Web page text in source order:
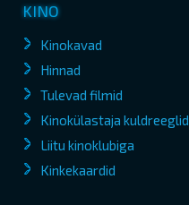
KINO
Kinokavad
Hinnad
Tulevad filmid
Kinokülastaja kuldreeglid
Liitu kinoklubiga
Kinkekaardid